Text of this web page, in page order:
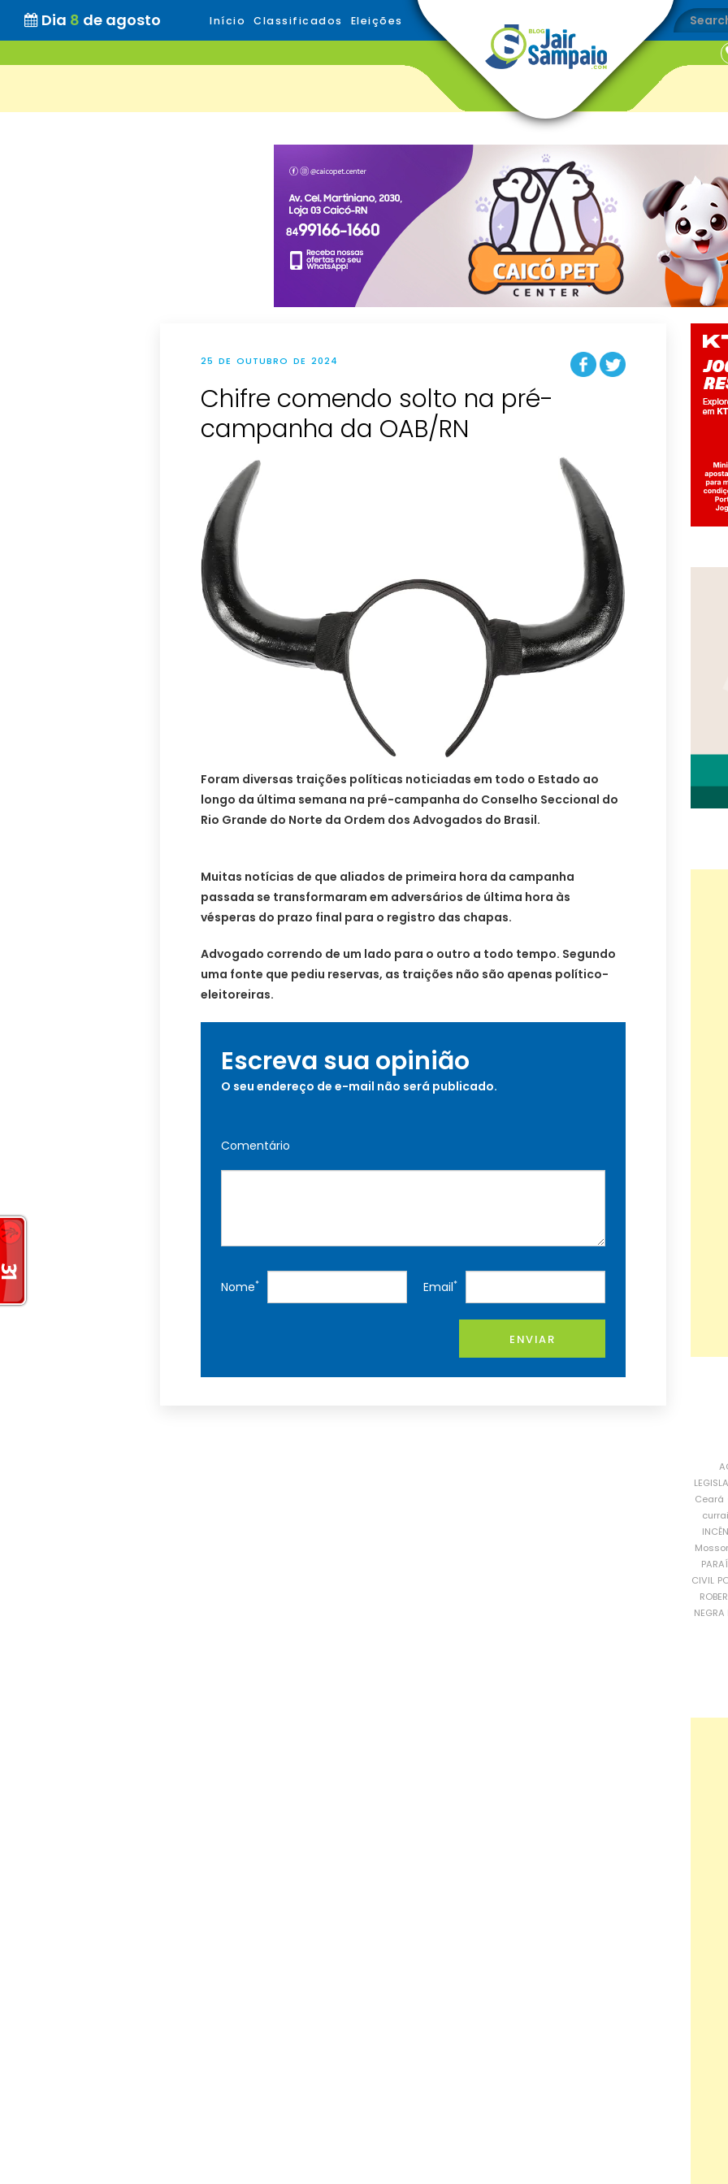
Dia 8 de agosto Início Classificados Eleições
25 DE OUTUBRO DE 2024
Chifre comendo solto na pré-
campanha da OAB/RN
Foram diversas traições políticas noticiadas em todo o Estado ao
longo da última semana na pré-campanha do Conselho Seccional do
Rio Grande do Norte da Ordem dos Advogados do Brasil.
Muitas notícias de que aliados de primeira hora da campanha
passada se transformaram em adversários de última hora às
vésperas do prazo final para o registro das chapas.
Advogado correndo de um lado para o outro a todo tempo. Segundo
uma fonte que pediu reservas, as traições não são apenas político-
eleitoreiras.
Escreva sua opinião
O seu endereço de e-mail não será publicado.
Comentário
Nome* Email*
ENVIAR
Ceará
CIVIL
NEGRA